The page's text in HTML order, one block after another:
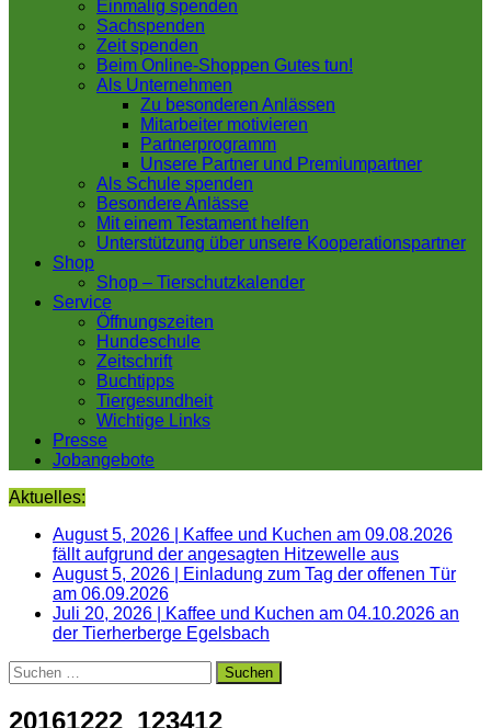
Einmalig spenden
Sachspenden
Zeit spenden
Beim Online-Shoppen Gutes tun!
Als Unternehmen
Zu besonderen Anlässen
Mitarbeiter motivieren
Partnerprogramm
Unsere Partner und Premiumpartner
Als Schule spenden
Besondere Anlässe
Mit einem Testament helfen
Unterstützung über unsere Kooperationspartner
Shop
Shop – Tierschutzkalender
Service
Öffnungszeiten
Hundeschule
Zeitschrift
Buchtipps
Tiergesundheit
Wichtige Links
Presse
Jobangebote
Aktuelles:
August 5, 2026
Kaffee und Kuchen am 09.08.2026
fällt aufgrund der angesagten Hitzewelle aus
August 5, 2026
Einladung zum Tag der offenen Tür
am 06.09.2026
Juli 20, 2026
Kaffee und Kuchen am 04.10.2026 an
der Tierherberge Egelsbach
Suchen
nach:
20161222_123412